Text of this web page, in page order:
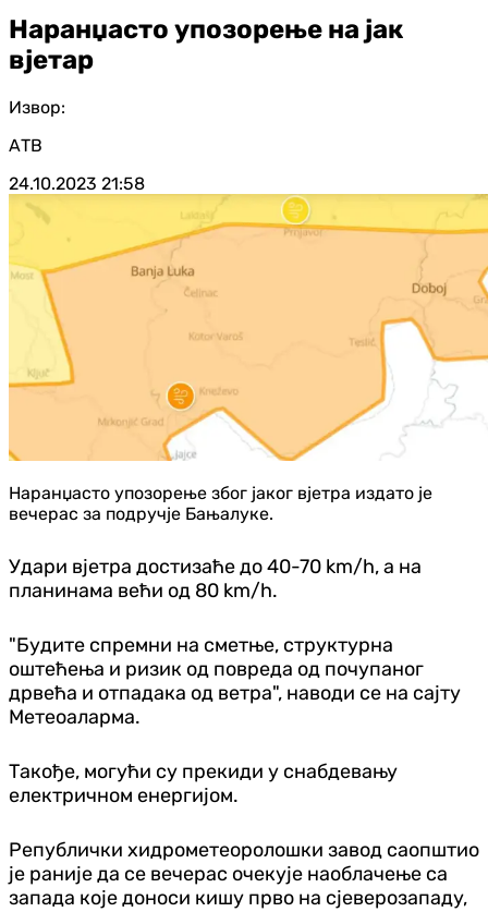
Наранџасто упозорење на јак
вјетар
Извор:
АТВ
24.10.2023 21:58
Наранџасто упозорење због јаког вјетра издато је
вечерас за подручје Бањалуке.
Удари вјетра достизаће до 40-70 km/h, а на
планинама већи од 80 km/h.
"Будите спремни на сметње, структурна
оштећења и ризик од повреда од почупаног
дрвећа и отпадака од ветра", наводи се на сајту
Метеоаларма.
Такође, могући су прекиди у снабдевању
електричном енергијом.
Републички хидрометеоролошки завод саопштио
је раније да се вечерас очекује наоблачење са
запада које доноси кишу прво на сјеверозападу,